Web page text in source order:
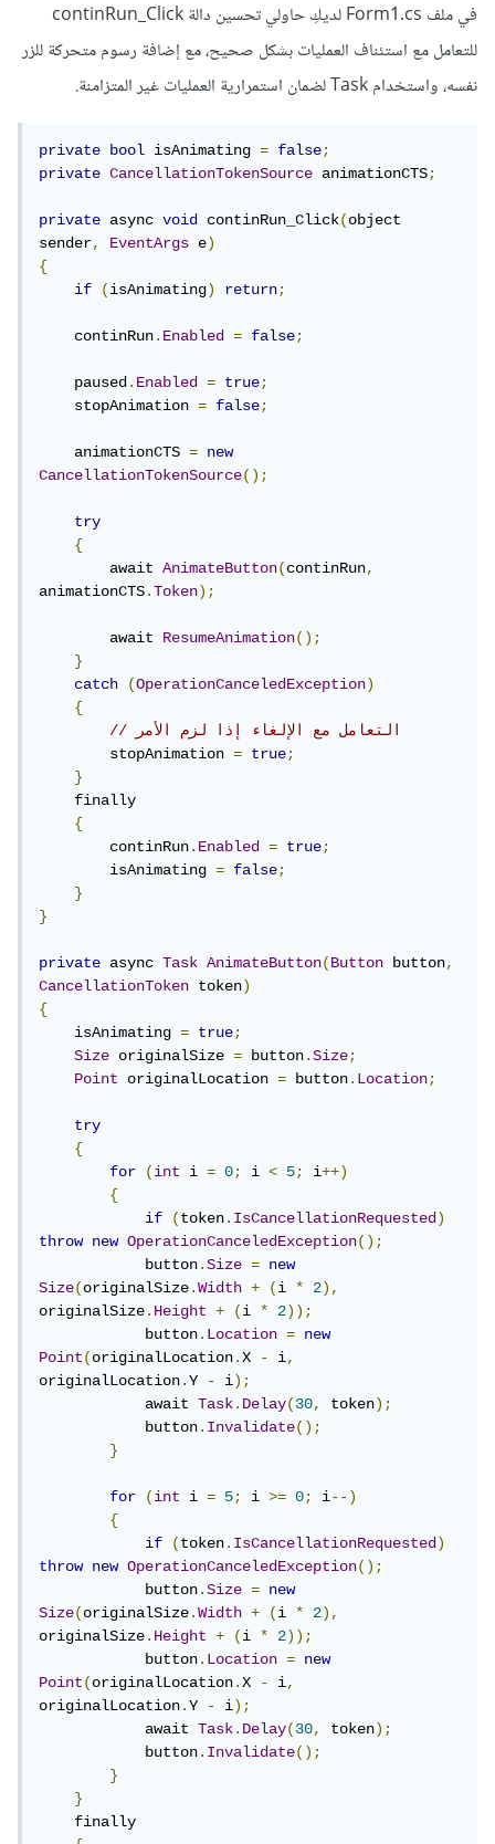
بعد ذلك ستكتبي الكود، انقري بزر الفأرة الأيمن على الزر في وضع
التصميم واختاري View Code، أو افتحي ملف Form1.cs
متغير لمتابعة حجم الزر بتصغيره وتكبيره
متغير خاص بوقت الـ animation
private int
private
originalHeight
isExpanding
ثم في دالة في دالة Form1()، أضيفي كود بعد
InitializeComponent() لإسناد متغيري الطول والعرض
بعد ذلك عليك إعداد المؤقت timer
animationTimer = new Timer ();
animationTimer
ثم إضافة حدث النقر Click، في في وضع التصميم، انقري مرتين
الاستئناف!");
Properties للزر، انقري على أيقونة البرق Events وابحثي عن
MouseEnter، انقري مرتين بجانبه لإنشاء دالة واكتبي بها:
isExpanding
animationTimer
.Start();
ثم حدث مغادرة المؤشر MouseLeave بنفس الكيفية حاولي كتابة
الكود الخاص به.
بعد ذلك تنفيذ الرسوم المتحركة، بربط المؤقت بحدث، في
Form1() بعد إعداد animationTimer.Interval، أضيفي
animationTimer
في حال واجهتي صعوبة أخبريني.
في ملف Form1.cs لديكِ حاولي تحسين دالة continRun_Click
للتعامل مع استئناف العمليات بشكل صحيح، مع إضافة رسوم متحركة للزر
نفسه، واستخدام Task لضمان استمرارية العمليات غير المتزامنة.
private bool isAnimating = false;
private
CancellationTokenSource animationCTS;
private async void continRun_Click(object
sender, EventArgs e)
{
if
(isAnimating) return;
    continRun
.Enabled = false;
    paused
.Enabled = true;
    stopAnimation
= false;
    animationCTS
=
new
CancellationTokenSource();
try
{
        await
AnimateButton(continRun,
animationCTS.Token);
        await
ResumeAnimation();
}
catch
(OperationCanceledException)
{
// التعامل مع الإلغاء إذا لزم الأمر
        stopAnimation
= true;
}
    finally
{
        continRun
.Enabled = true;
        isAnimating
= false;
}
}
private async Task AnimateButton(Button button,
CancellationToken token)
{
    isAnimating
= true;
Size originalSize = button.Size;
Point
originalLocation = button.Location;
try
{
for
(int i = 0; i < 5; i++)
{
if
(token.IsCancellationRequested)
throw
new OperationCanceledException();
            button
.Size =
new
Size(originalSize.Width + (i * 2),
originalSize.Height + (i * 2));
            button
.Location =
new
Point(originalLocation.X - i,
originalLocation.Y - i);
            await
Task.Delay(30, token);
            button
.Invalidate();
}
for (int i = 5; i >= 0; i--)
{
if
(token.IsCancellationRequested)
throw
new OperationCanceledException();
            button
.Size =
new
Size(originalSize.Width + (i * 2),
originalSize.Height + (i * 2));
            button
.Location =
new
Point(originalLocation.X - i,
originalLocation.Y - i);
            await
Task.Delay(30, token);
            button
.Invalidate();
}
}
    finally